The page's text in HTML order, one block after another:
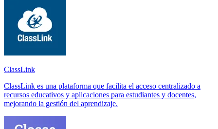
ClassLink
ClassLink es una plataforma que facilita el acceso centralizado a
recursos educativos y aplicaciones para estudiantes y docentes,
mejorando la gestión del aprendizaje.